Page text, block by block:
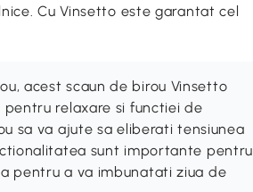
Cu Vinsetto este garantat cel
acest scaun de birou Vinsetto
relaxare si functiei de
sa va ajute sa eliberati tensiunea
sunt importante pentru
pentru a va imbunatati ziua de